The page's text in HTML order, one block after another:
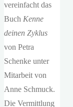
vereinfacht das
Buch Kenne
deinen Zyklus
von Petra
Schenke unter
Mitarbeit von
Anne Schmuck.
Die Vermittlung